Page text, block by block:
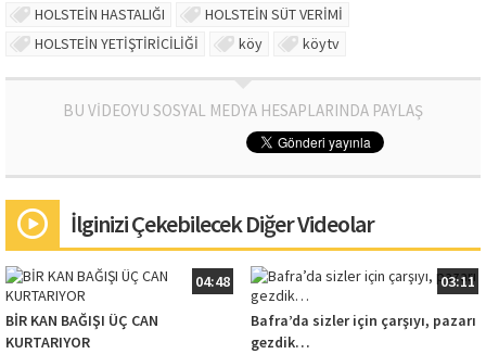
HOLSTEİN HASTALIĞI
HOLSTEİN SÜT VERİMİ
HOLSTEİN YETİŞTİRİCİLİĞİ
köy köytv
BU VİDEOYU SOSYAL MEDYA HESAPLARINDA PAYLAŞ
İlginizi Çekebilecek Diğer Videolar
04:48
BİR KAN BAĞIŞI ÜÇ CAN
KURTARIYOR
03:11
Bafra’da sizler için çarşıyı, pazarı
gezdik…